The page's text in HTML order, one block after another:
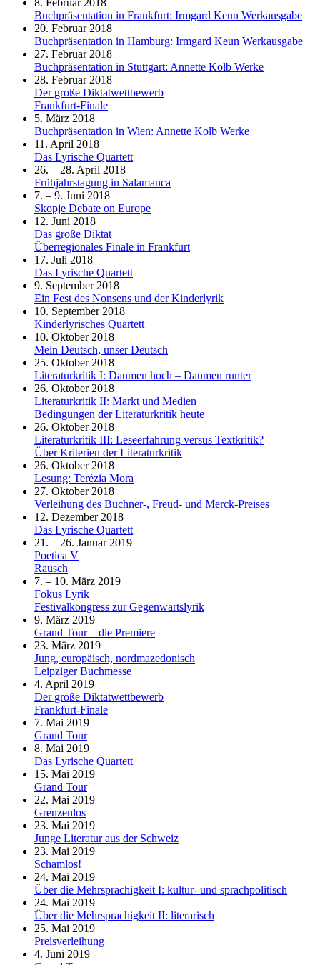
Buchpräsentation in Frankfurt: Irmgard Keun Werkausgabe
20. Februar 2018
Buchpräsentation in Hamburg: Irmgard Keun Werkausgabe
27. Februar 2018
Buchpräsentation in Stuttgart: Annette Kolb Werke
28. Februar 2018
Der große Diktatwettbewerb
Frankfurt-Finale
5. März 2018
Buchpräsentation in Wien: Annette Kolb Werke
11. April 2018
Das Lyrische Quartett
26. – 28. April 2018
Frühjahrstagung in Salamanca
7. – 9. Juni 2018
Skopje Debate on Europe
12. Juni 2018
Das große Diktat
Überregionales Finale in Frankfurt
17. Juli 2018
Das Lyrische Quartett
9. September 2018
Ein Fest des Nonsens und der Kinderlyrik
10. September 2018
Kinderlyrisches Quartett
10. Oktober 2018
Mein Deutsch, unser Deutsch
25. Oktober 2018
Literaturkritik I: Daumen hoch – Daumen runter
26. Oktober 2018
Literaturkritik II: Markt und Medien
Bedingungen der Literaturkritik heute
26. Oktober 2018
Literaturkritik III: Leseerfahrung versus Textkritik?
Über Kriterien der Literaturkritik
26. Oktober 2018
Lesung: Terézia Mora
27. Oktober 2018
Verleihung des Büchner-, Freud- und Merck-Preises
12. Dezember 2018
Das Lyrische Quartett
21. – 26. Januar 2019
Poetica V
Rausch
7. – 10. März 2019
Fokus Lyrik
Festivalkongress zur Gegenwartslyrik
9. März 2019
Grand Tour – die Premiere
23. März 2019
Jung, europäisch, nordmazedonisch
Leipziger Buchmesse
4. April 2019
Der große Diktatwettbewerb
Frankfurt-Finale
7. Mai 2019
Grand Tour
8. Mai 2019
Das Lyrische Quartett
15. Mai 2019
Grand Tour
22. Mai 2019
Grenzenlos
23. Mai 2019
Junge Literatur aus der Schweiz
23. Mai 2019
Schamlos!
24. Mai 2019
Über die Mehrsprachigkeit I: kultur- und sprachpolitisch
24. Mai 2019
Über die Mehrsprachigkeit II: literarisch
25. Mai 2019
Preisverleihung
4. Juni 2019